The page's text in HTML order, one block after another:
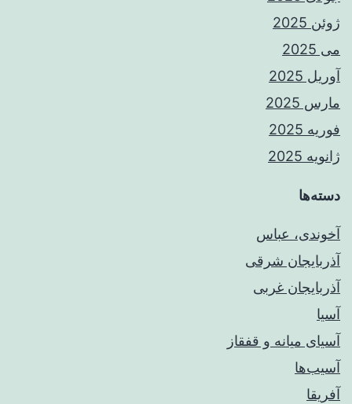
ژوئن 2025
می 2025
آوریل 2025
مارس 2025
فوریه 2025
ژانویه 2025
دسته‌ها
آخوندی، عباس
آذربایجان شرقی
آذربایجان غربی
آسیا
آسیای میانه و قفقاز
آسیب‌ها
آفریقا